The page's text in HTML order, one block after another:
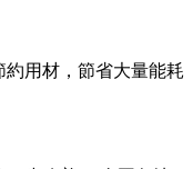
用材，節省大量能耗